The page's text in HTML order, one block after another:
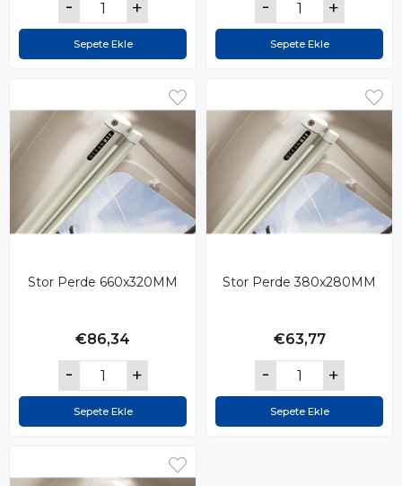
Sepete Ekle Sepete Ekle
Stor Perde 660x320MM
€86,34
Sepete Ekle
Stor Perde 380x280MM
€63,77
Sepete Ekle